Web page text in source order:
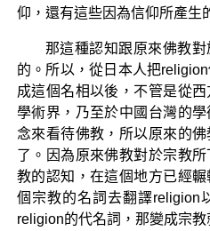
仰，還有這些因為信仰所產生
那這種認知跟原來佛教
的。所以，從日本人把
成這個名相以後，不管是從
學術界，乃至於中國台灣的
念來看待佛教，所以原來的
了。因為原來佛教對於宗教
教的認知，在這個地方已經
個宗教的名詞去翻譯religion
religion的代名詞，那變成宗